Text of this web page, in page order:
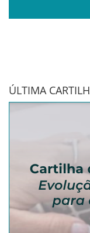
ÚLTIMA